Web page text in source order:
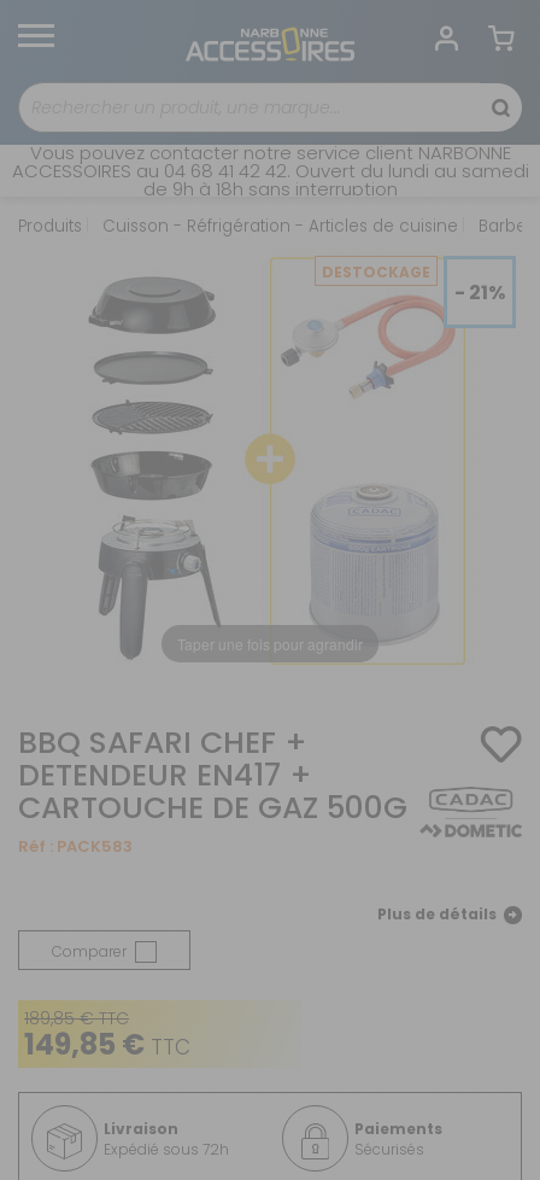
Vous pouvez contacter notre service client NARBONNE
ACCESSOIRES au 04 68 41 42 42. Ouvert du lundi au samedi
de 9h à 18h sans interruption
Produits Cuisson - Réfrigération - Articles de cuisine
DESTOCKAGE
- 21%
Taper une fois pour agrandir
BBQ SAFARI CHEF +
DETENDEUR EN417 +
CARTOUCHE DE GAZ 500G
Réf : PACK583
Plus de détails
Comparer
189,85 € TTC
149,85 € TTC
Livraison
Expédié sous 72h
Paiements
Sécurisés